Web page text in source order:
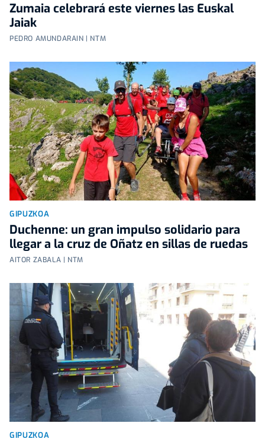
Zumaia celebrará este viernes las Euskal
Jaiak
PEDRO AMUNDARAIN | NTM
GIPUZKOA
Duchenne: un gran impulso solidario para
llegar a la cruz de Oñatz en sillas de ruedas
AITOR ZABALA | NTM
GIPUZKOA